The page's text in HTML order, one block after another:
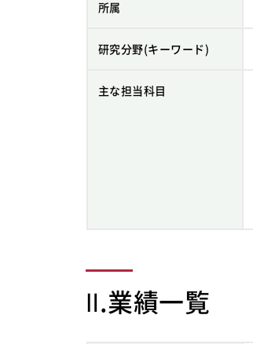
所属
研究分野(キーワード)
主な担当科目
Ⅱ.業績一覧